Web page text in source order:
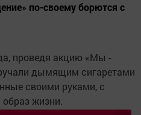
по-своему борются с
проведя акцию «Мы -
дымящим сигаретами
своими руками, с
жизни.